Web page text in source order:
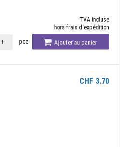
TVA incluse
hors frais d'expédition
+ pce Ajouter au panier
CHF 3.70